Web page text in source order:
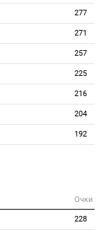
277
271
257
225
216
204
192
Очки
228